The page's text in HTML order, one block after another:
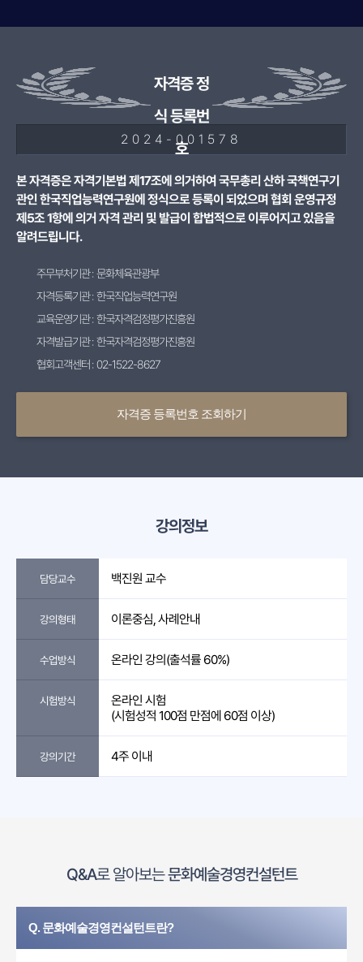
자격증 정
식 등록번
호
2024-001578
본 자격증은 자격기본법 제17조에 의거하여 국무총리 산하 국책연구기
관인 한국직업능력연구원에 정식으로 등록이 되었으며 협회 운영규정
제5조 1항에 의거 자격 관리 및 발급이 합법적으로 이루어지고 있음을
알려드립니다.
주무부처기관 : 문화체육관광부
자격등록기관 : 한국직업능력연구원
교육운영기관 : 한국자격검정평가진흥원
자격발급기관 : 한국자격검정평가진흥원
협회고객센터 : 02-1522-8627
자격증 등록번호 조회하기
강의정보
담당교수 백진원 교수
강의형태 이론중심, 사례안내
수업방식 온라인 강의(출석률 60%)
시험방식
온라인 시험
(시험성적 100점 만점에 60점 이상)
강의기간 4주 이내
Q&A로 알아보는문화예술경영컨설턴트
Q. 문화예술경영컨설턴트란?